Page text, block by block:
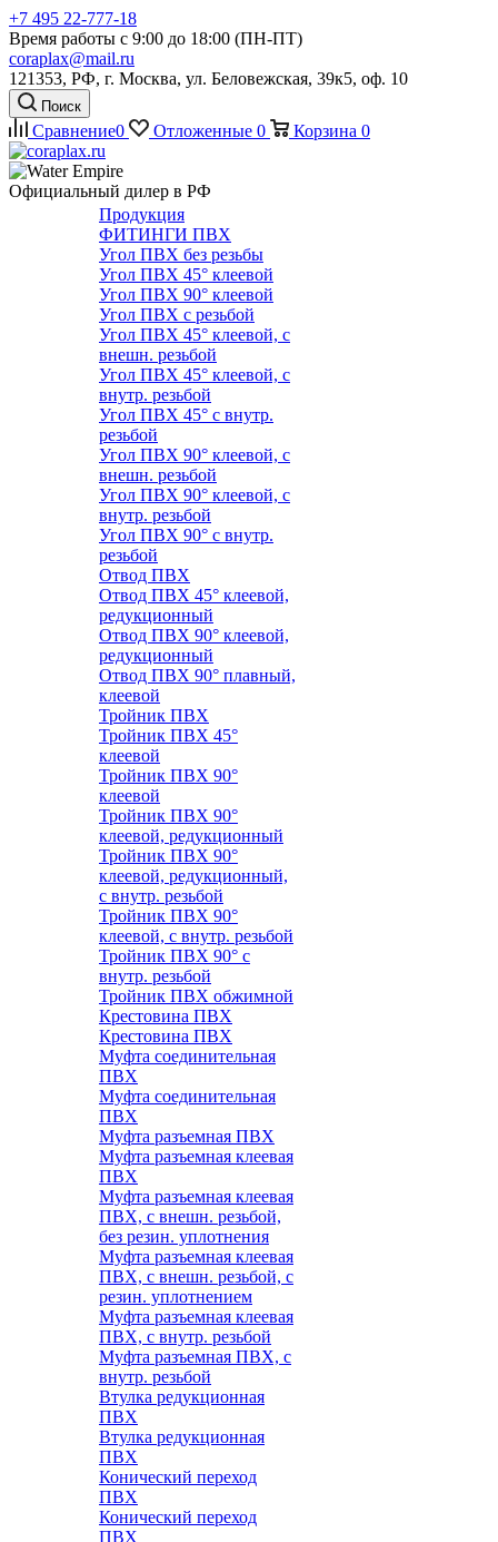
+7 495 22-777-18
Время работы с 9:00 до 18:00 (ПН-ПТ)
coraplax@mail.ru
121353, РФ, г. Москва, ул. Беловежская, 39к5, оф. 10
Поиск
Сравнение0 Отложенные 0 Корзина 0
Официальный дилер в РФ
Продукция
ФИТИНГИ ПВХ
Угол ПВХ без резьбы
Угол ПВХ 45° клеевой
Угол ПВХ 90° клеевой
Угол ПВХ с резьбой
Угол ПВХ 45° клеевой, с
внешн. резьбой
Угол ПВХ 45° клеевой, с
внутр. резьбой
Угол ПВХ 45° с внутр.
резьбой
Угол ПВХ 90° клеевой, с
внешн. резьбой
Угол ПВХ 90° клеевой, с
внутр. резьбой
Угол ПВХ 90° с внутр.
резьбой
Отвод ПВХ
Отвод ПВХ 45° клеевой,
редукционный
Отвод ПВХ 90° клеевой,
редукционный
Отвод ПВХ 90° плавный,
клеевой
Тройник ПВХ
Тройник ПВХ 45°
клеевой
Тройник ПВХ 90°
клеевой
Тройник ПВХ 90°
клеевой, редукционный
Тройник ПВХ 90°
клеевой, редукционный,
с внутр. резьбой
Тройник ПВХ 90°
клеевой, с внутр. резьбой
Тройник ПВХ 90° с
внутр. резьбой
Тройник ПВХ обжимной
Крестовина ПВХ
Крестовина ПВХ
Муфта соединительная
ПВХ
Муфта соединительная
ПВХ
Муфта разъемная ПВХ
Муфта разъемная клеевая
ПВХ
Муфта разъемная клеевая
ПВХ, с внешн. резьбой,
без резин. уплотнения
Муфта разъемная клеевая
ПВХ, с внешн. резьбой, с
резин. уплотнением
Муфта разъемная клеевая
ПВХ, с внутр. резьбой
Муфта разъемная ПВХ, с
внутр. резьбой
Втулка редукционная
ПВХ
Втулка редукционная
ПВХ
Конический переход
ПВХ
Конический переход
ПВХ